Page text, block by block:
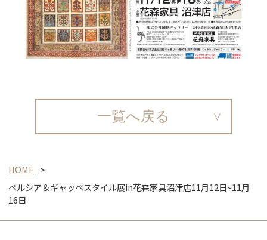
一覧へ戻る
HOME
ペルシア＆ギャッベスタイル展in花森家具沼津店11月12日~11月
16日